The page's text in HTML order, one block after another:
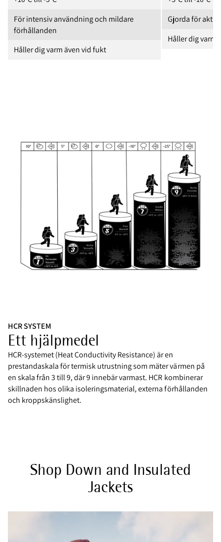
För intensiv användning och mildare
förhållanden
Håller dig varm även vid fukt
Gjorda för aktiv
Håller dig varm
HCR SYSTEM
Ett hjälpmedel
HCR-systemet (Heat Conductivity Resistance) är en
prestandaskala för termisk utrustning som mäter värmen på
en skala från 3 till 9, där 9 innebär varmast. HCR kombinerar
skillnaden hos olika isoleringsmaterial, externa förhållanden
och kroppskänslighet.
Shop Down and Insulated
Jackets